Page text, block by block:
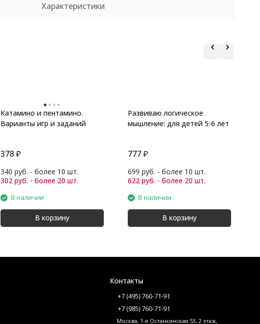
Характеристики
Катамино и пентамино.
Варианты игр и заданий
378₽
340 руб. - более 10 шт.
302 руб. - более 20 шт.
В наличии
В корзину
Развиваю логическое
мышление: для детей 5-6 лет
777₽
699 руб. - более 10 шт.
622 руб. - более 20 шт.
В наличии
В корзину
Контакты
+7 (495) 760-71-91
+7 (985) 760-71-91
Москва, 1-я Останкинская 53, 2 этаж,